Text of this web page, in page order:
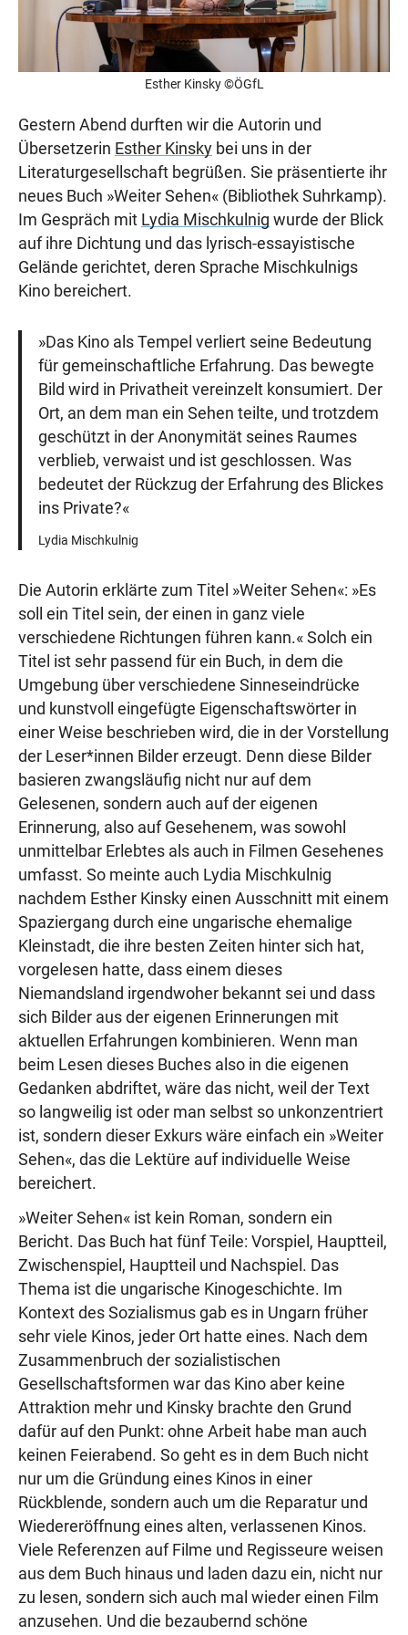
Esther Kinsky ©ÖGfL
Gestern Abend durften wir die Autorin und
Übersetzerin Esther Kinsky bei uns in der
Literaturgesellschaft begrüßen. Sie präsentierte ihr
neues Buch »Weiter Sehen« (Bibliothek Suhrkamp).
Im Gespräch mit Lydia Mischkulnig wurde der Blick
auf ihre Dichtung und das lyrisch-essayistische
Gelände gerichtet, deren Sprache Mischkulnigs
Kino bereichert.
»Das Kino als Tempel verliert seine Bedeutung
für gemeinschaftliche Erfahrung. Das bewegte
Bild wird in Privatheit vereinzelt konsumiert. Der
Ort, an dem man ein Sehen teilte, und trotzdem
geschützt in der Anonymität seines Raumes
verblieb, verwaist und ist geschlossen. Was
bedeutet der Rückzug der Erfahrung des Blickes
ins Private?«
Lydia Mischkulnig
Die Autorin erklärte zum Titel »Weiter Sehen«: »Es
soll ein Titel sein, der einen in ganz viele
verschiedene Richtungen führen kann.« Solch ein
Titel ist sehr passend für ein Buch, in dem die
Umgebung über verschiedene Sinneseindrücke
und kunstvoll eingefügte Eigenschaftswörter in
einer Weise beschrieben wird, die in der Vorstellung
der Leser*innen Bilder erzeugt. Denn diese Bilder
basieren zwangsläufig nicht nur auf dem
Gelesenen, sondern auch auf der eigenen
Erinnerung, also auf Gesehenem, was sowohl
unmittelbar Erlebtes als auch in Filmen Gesehenes
umfasst. So meinte auch Lydia Mischkulnig
nachdem Esther Kinsky einen Ausschnitt mit einem
Spaziergang durch eine ungarische ehemalige
Kleinstadt, die ihre besten Zeiten hinter sich hat,
vorgelesen hatte, dass einem dieses
Niemandsland irgendwoher bekannt sei und dass
sich Bilder aus der eigenen Erinnerungen mit
aktuellen Erfahrungen kombinieren. Wenn man
beim Lesen dieses Buches also in die eigenen
Gedanken abdriftet, wäre das nicht, weil der Text
so langweilig ist oder man selbst so unkonzentriert
ist, sondern dieser Exkurs wäre einfach ein »Weiter
Sehen«, das die Lektüre auf individuelle Weise
bereichert.
»Weiter Sehen« ist kein Roman, sondern ein
Bericht. Das Buch hat fünf Teile: Vorspiel, Hauptteil,
Zwischenspiel, Hauptteil und Nachspiel. Das
Thema ist die ungarische Kinogeschichte. Im
Kontext des Sozialismus gab es in Ungarn früher
sehr viele Kinos, jeder Ort hatte eines. Nach dem
Zusammenbruch der sozialistischen
Gesellschaftsformen war das Kino aber keine
Attraktion mehr und Kinsky brachte den Grund
dafür auf den Punkt: ohne Arbeit habe man auch
keinen Feierabend. So geht es in dem Buch nicht
nur um die Gründung eines Kinos in einer
Rückblende, sondern auch um die Reparatur und
Wiedereröffnung eines alten, verlassenen Kinos.
Viele Referenzen auf Filme und Regisseure weisen
aus dem Buch hinaus und laden dazu ein, nicht nur
zu lesen, sondern sich auch mal wieder einen Film
anzusehen. Und die bezaubernd schöne